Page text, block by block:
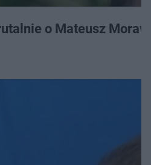
o Mateusz